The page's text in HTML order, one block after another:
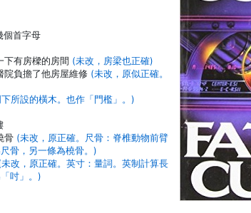
個首字母
下有房樑的房間 (未改，房梁也正確)
院負擔了他房屋維修 (未改，原似正確。
所設的橫木。也作「門檻」。)
骨 (未改，原正確。尺骨：脊椎動物前臂
骨，另一條為橈骨。)
未改，原正確。英寸：量詞。英制計算長
吋」。)